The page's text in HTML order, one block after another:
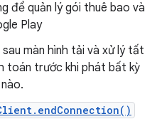
để quản lý gói thuê bao và
Play
màn hình tải và xử lý tất
toán trước khi phát bất kỳ